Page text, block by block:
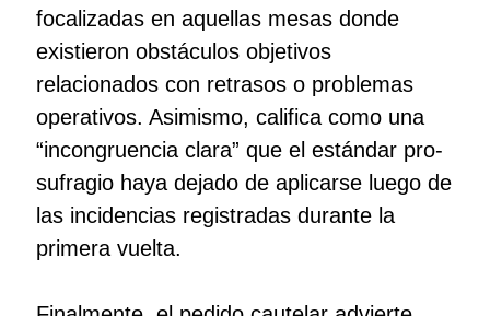
focalizadas en aquellas mesas donde
existieron obstáculos objetivos
relacionados con retrasos o problemas
operativos. Asimismo, califica como una
“incongruencia clara” que el estándar pro-
sufragio haya dejado de aplicarse luego de
las incidencias registradas durante la
primera vuelta.